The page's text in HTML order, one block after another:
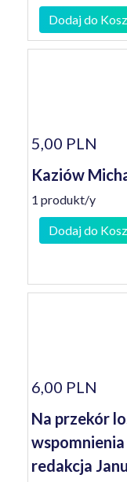
Dodaj do
5,00 PLN
Kaziów
1 produkt/y
Dodaj do
6,00 PLN
Na przekór
redakcja